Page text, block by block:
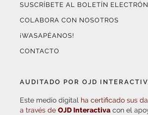
SUSCRÍBETE AL BOLETÍN
COLABORA CON NOSOTROS
¡WASAPÉANOS!
CONTACTO
AUDITADO POR OJD
Este medio digital ha certificado sus
a través de OJD Interactiva con el